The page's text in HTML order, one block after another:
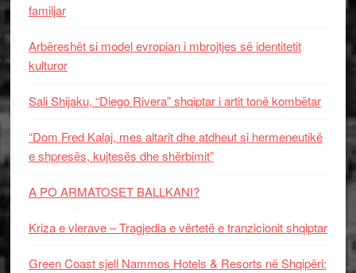
familjar
Arbëreshët si model evropian i mbrojtjes së identitetit
kulturor
Sali Shijaku, “Diego Rivera” shqiptar i artit tonë kombëtar
“Dom Fred Kalaj, mes altarit dhe atdheut si hermeneutikë
e shpresës, kujtesës dhe shërbimit”
A PO ARMATOSET BALLKANI?
Kriza e vlerave – Tragjedia e vërtetë e tranzicionit shqiptar
Green Coast sjell Nammos Hotels & Resorts në Shqipëri: